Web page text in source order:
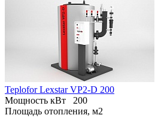
Teplofor Lexstar VP2-D 200
Мощность кВт
200
Площадь отопления, м2